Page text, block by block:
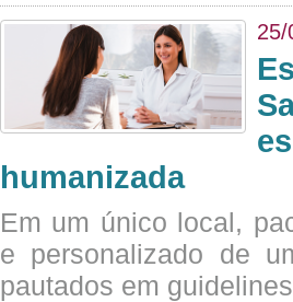
25/
humanizada
Em um único local,
e personalizado de
pautados em